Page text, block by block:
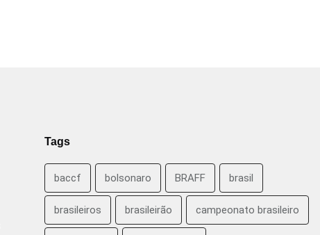
Tags
baccf bolsonaro BRAFF brasil
brasileiros brasileirão campeonato brasileiro